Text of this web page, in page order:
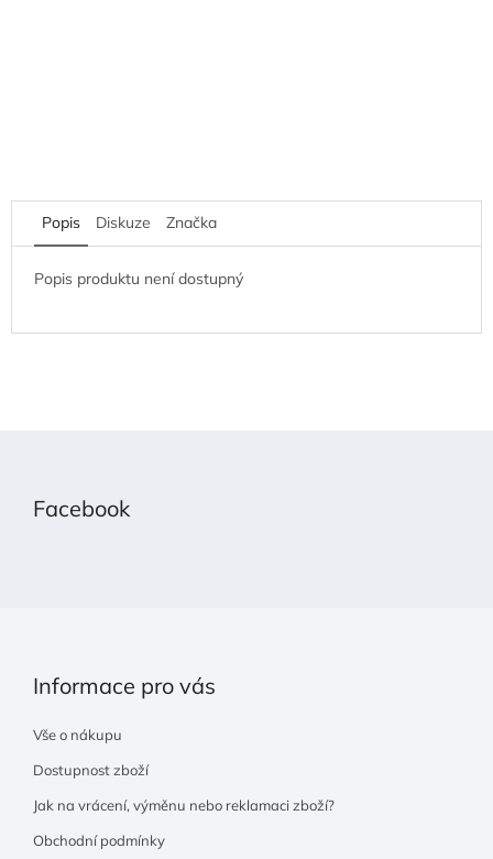
Popis Diskuze Značka
Popis produktu není dostupný
Facebook
Informace pro vás
Vše o nákupu
Dostupnost zboží
Jak na vrácení, výměnu nebo reklamaci zboží?
Obchodní podmínky